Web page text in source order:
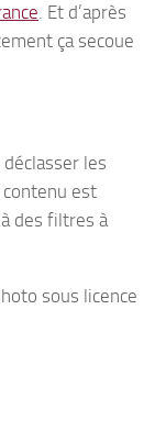
. Et d’après
ça secoue
les
est
des filtres à
sous licence